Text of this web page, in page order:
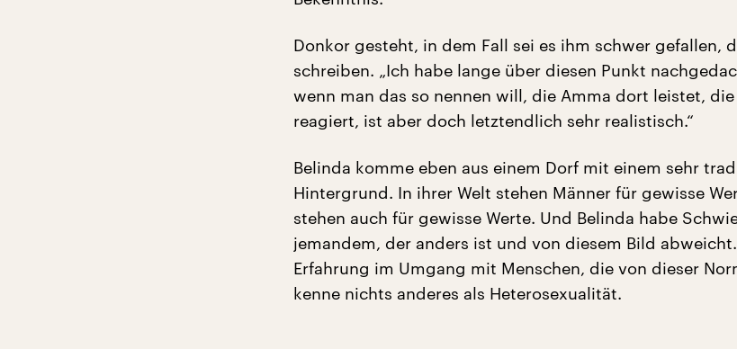
Donkor gesteht, in dem Fall sei es ihm schwer gefallen,
schreiben. „Ich habe lange über diesen Punkt
wenn man das so nennen will, die Amma dort leistet,
reagiert, ist aber doch letztendlich sehr realistisch.“
Belinda komme eben aus einem Dorf mit einem sehr
Hintergrund. In ihrer Welt stehen Männer für gewisse
stehen auch für gewisse Werte. Und Belinda habe
jemandem, der anders ist und von diesem Bild
Erfahrung im Umgang mit Menschen, die von dieser
kenne nichts anderes als Heterosexualität.